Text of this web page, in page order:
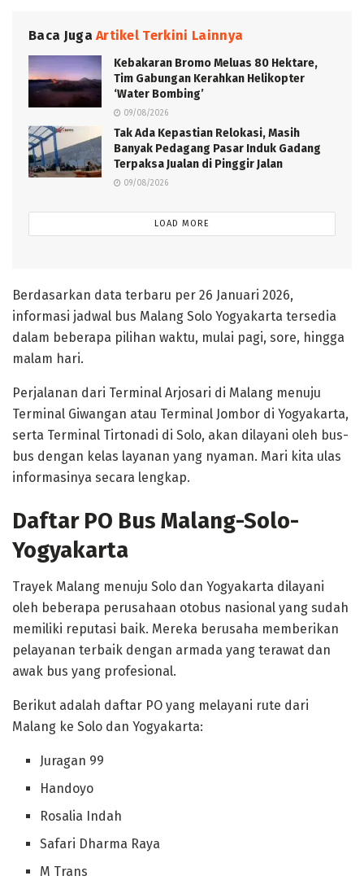
Baca Juga Artikel Terkini Lainnya
Kebakaran Bromo Meluas 80 Hektare,
Tim Gabungan Kerahkan Helikopter
‘Water Bombing’
09/08/2026
Tak Ada Kepastian Relokasi, Masih
Banyak Pedagang Pasar Induk Gadang
Terpaksa Jualan di Pinggir Jalan
09/08/2026
LOAD MORE
Berdasarkan data terbaru per 26 Januari 2026,
informasi jadwal bus Malang Solo Yogyakarta tersedia
dalam beberapa pilihan waktu, mulai pagi, sore, hingga
malam hari.
Perjalanan dari Terminal Arjosari di Malang menuju
Terminal Giwangan atau Terminal Jombor di Yogyakarta,
serta Terminal Tirtonadi di Solo, akan dilayani oleh bus-
bus dengan kelas layanan yang nyaman. Mari kita ulas
informasinya secara lengkap.
Daftar PO Bus Malang-Solo-
Yogyakarta
Trayek Malang menuju Solo dan Yogyakarta dilayani
oleh beberapa perusahaan otobus nasional yang sudah
memiliki reputasi baik. Mereka berusaha memberikan
pelayanan terbaik dengan armada yang terawat dan
awak bus yang profesional.
Berikut adalah daftar PO yang melayani rute dari
Malang ke Solo dan Yogyakarta:
Juragan 99
Handoyo
Rosalia Indah
Safari Dharma Raya
M Trans